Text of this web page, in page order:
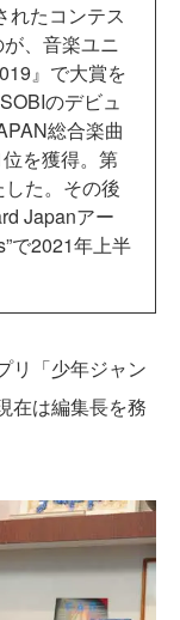
れたコンテス
、音楽ユニ
』で大賞を
のデビュ
総合楽曲
を獲得。第
た。その後
Japanアー
で2021年上半
リ「少年ジャン
在は編集長を務